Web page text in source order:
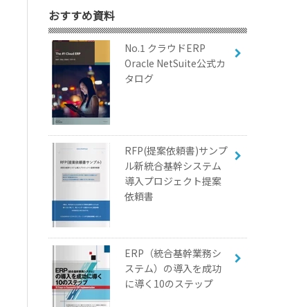
おすすめ資料
No.1 クラウドERP
Oracle NetSuite公式カ
タログ
RFP(提案依頼書)サンプ
ル新統合基幹システム
導入プロジェクト提案
依頼書
ERP（統合基幹業務シ
ステム）の導入を成功
に導く10のステップ